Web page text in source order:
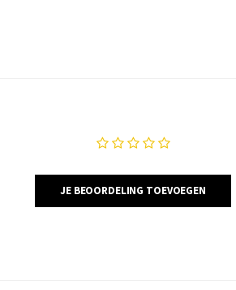
JE BEOORDELING TOEVOEGEN